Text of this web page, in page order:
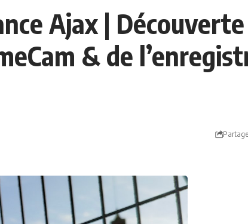
Ajax | Découverte
& de